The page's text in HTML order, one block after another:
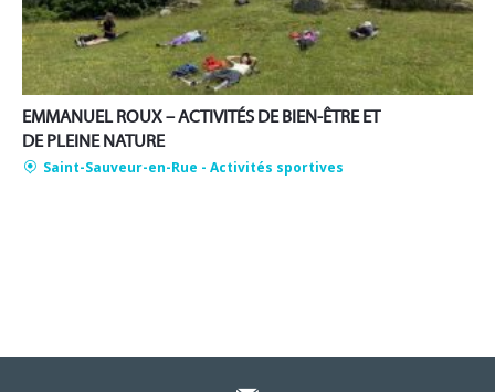
EMMANUEL ROUX – ACTIVITÉS DE BIEN-ÊTRE ET
DE PLEINE NATURE
Saint-Sauveur-en-Rue - Activités sportives